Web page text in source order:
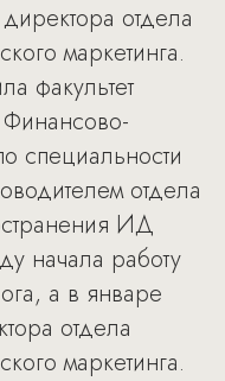
отдела
маркетинга.
факультет
Финансово-
специальности
отдела
ИД
начала работу
а в январе
отдела
маркетинга.